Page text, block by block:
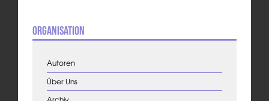
Organisation
Autoren
Über Uns